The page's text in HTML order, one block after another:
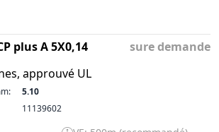
plus A 5X0,14
approuvé UL
sure demande
5.10
11139602